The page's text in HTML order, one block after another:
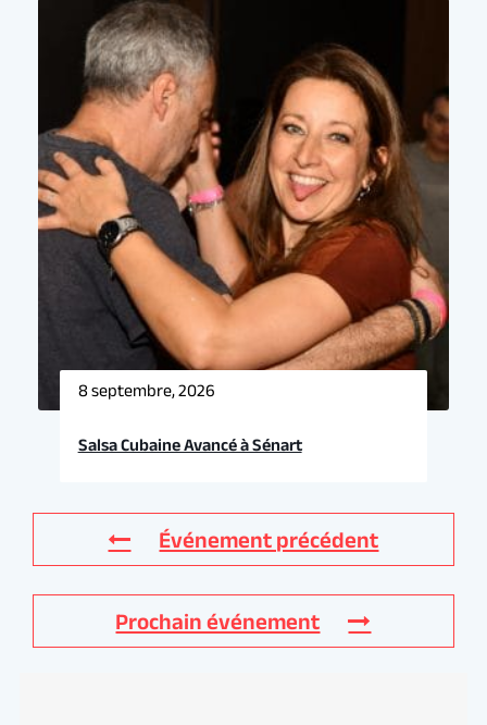
8 septembre, 2026
Salsa Cubaine Avancé à Sénart